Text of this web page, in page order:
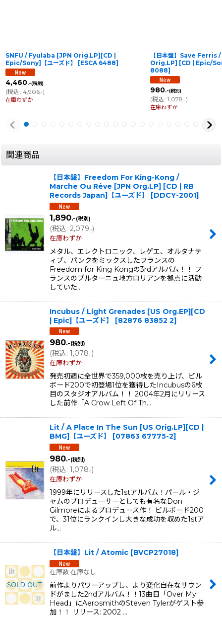
SNFU / Fyulaba [JPN Orig.LP][CD |
Epic/Sony]【ユーズド】
[ESCA 6488]
4,460.-(税別)
(税込: 4,906.-)
在庫わずか
【日本盤】Save
Orig.LP] [CD | Epic/
8088]
980.-(税別)
(税込: 1,078 .-)
在庫わずか
関連商品
【日本盤】Freedom For King-Kong /
Marche Ou Rêve [JPN Org.LP] [CD | RB
Records Japan]【ユーズド】
[DDCY-2001]
1,890.-(税別)
(税込: 2,079.-)
在庫わずか
メタル、エレクトロニック、レゲエ、オルタナテ
ィブ、パンクをミックスしたフランスの
Freedom for King Kongの3rdアルバム！！ フ
ランスのブルターニュ地方ロリアンを拠点に活動
していた…
Incubus / Light Grenades [US Org.EP][CD
| Epic]【ユーズド】
[82876 83852 2]
980.-(税別)
(税込: 1,078.-)
在庫わずか
発売初週に全世界で359,000枚を売り上げ、ビル
ボード200で初登場1位を獲得したIncubusの6枚
目のスタジオアルバム！！ 2004年2月にリリース
した前作「A Crow Left Of Th…
Lit / A Place In The Sun [US Orig.LP][CD |
BMG]【ユーズド】
[07863 67775-2]
980.-(税別)
(税込: 1,078.-)
在庫わずか
1999年にリリースした1stアルバム！パール・ジ
ャムのプロデューサーとしても有名なDon
Gilmoreによるプロデュース作！ ビルボード200
で、31位にランクインし大きな成功を収めた1stア
ル…
【日本盤】Lit / Atomic [BVCP27018]
在庫数 在庫なし
前作よりパワーアップし、より変化自在なサウン
ドがました2ndアルバム！！13曲目「Over My
Head」にAerosmithのSteven Tylerがゲスト参
加！！ リリース: 2002 …